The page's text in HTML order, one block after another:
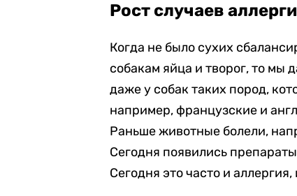
Рост случаев
Когда не было сухих
собакам яйца и творог, то мы
даже у собак таких пород,
например, французские и
Раньше животные болели,
Сегодня появились
Сегодня это часто и